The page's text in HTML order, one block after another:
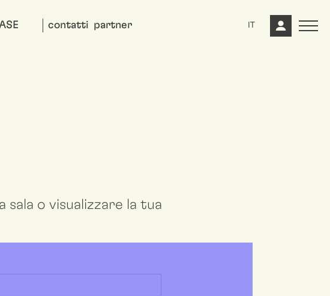
contatti partner IT
o visualizzare la tua